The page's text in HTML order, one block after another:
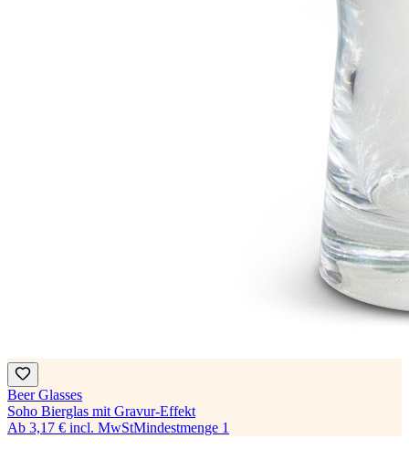
Beer Glasses
Soho Bierglas mit Gravur-Effekt
Ab 3,17 € incl. MwStMindestmenge 1